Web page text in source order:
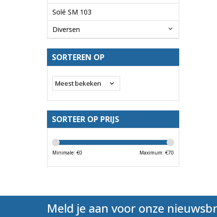
Solé SM 103
Diversen
SORTEREN OP
SORTEER OP PRIJS
Minimale: €0 Maximum: €70
Meld je aan voor onze